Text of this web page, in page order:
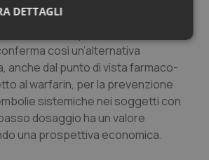
costi d’acquisto, l’edoxaban ad
così un’alternativa
anche dal punto di vista farmaco-
al warfarin, per la prevenzione
sistemiche nei soggetti con
basso dosaggio ha un valore
una prospettiva economica.
DETTAGLI
Statistici Marketing
Statistici Marketing